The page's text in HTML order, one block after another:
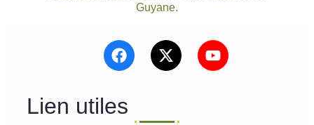
Guyane.
Lien utiles